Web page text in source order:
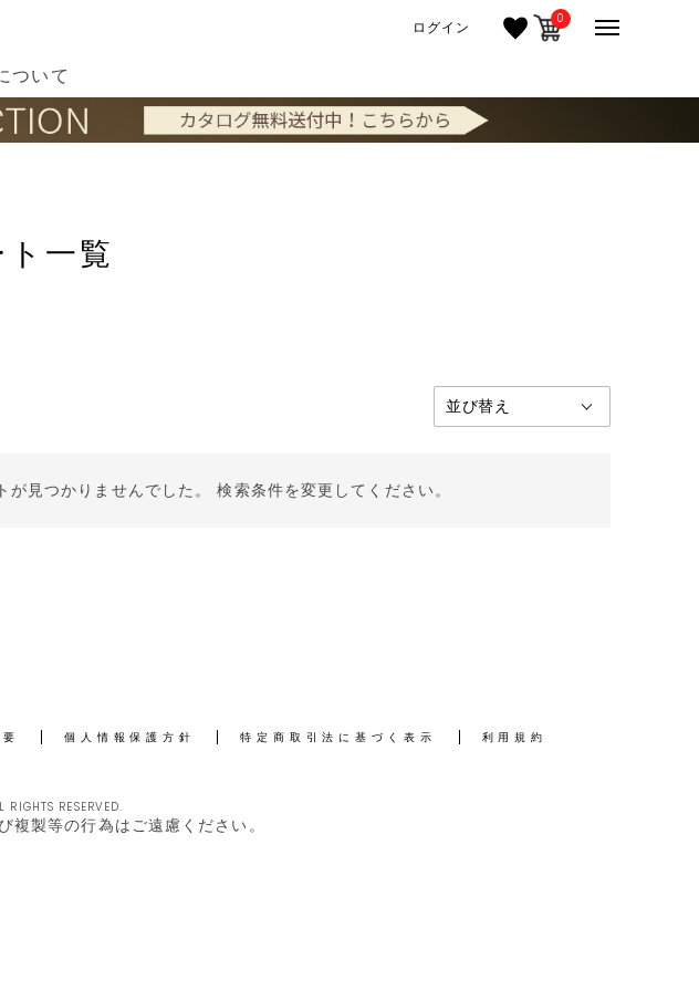
ログイン 0
ついて
一覧
見つかりませんでした。 検索条件を変更してください。
個人情報保護方針 特定商取引法に基づく表示 利用規約
RESERVED.
製等の行為はご遠慮ください。